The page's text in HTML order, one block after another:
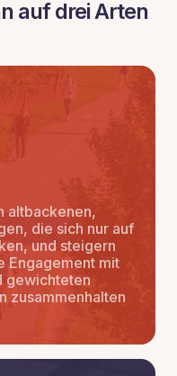
auf drei Arten
altbackenen,
die sich nur auf
und steigern
Engagement mit
gewichteten
zusammenhalten